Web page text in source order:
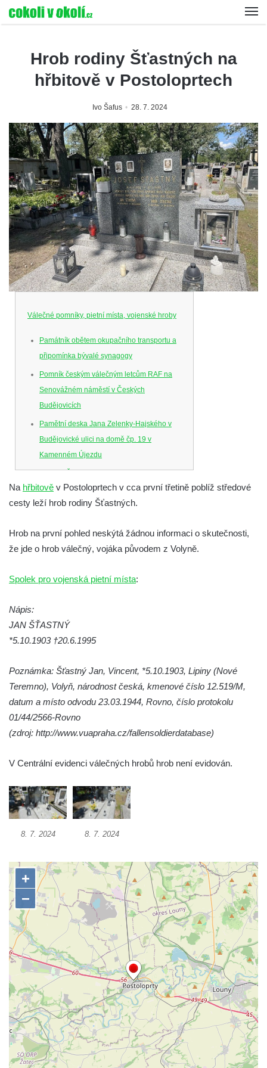
Hrob rodiny Šťastných na
hřbitově v Postoloprtech
Ivo Šafus 28. 7. 2024
Válečné pomníky, pietní místa, vojenské hroby
Památník obětem okupačního transportu a
připomínka bývalé synagogy
Pomník českým válečným letcům RAF na
Senovážném náměstí v Českých
Budějovicích
Pamětní deska Jana Zelenky-Hajského v
Budějovické ulici na domě čp. 19 v
Kamenném Újezdu
Kamenném Újezdě
Kenotaf Václava B. Hájka na starém
Kenotaf Jana Mojžiše na hřbitově ve
Velešíně
Hrob Jana Foitla na hřbitově ve Velešíně
Pomník obětem 2. světové války na hřbitově
u kostela svatého Václava ve Velešíně
Pamětní deska 240 MILES TO FREEDOM u
Kamarýta ve Velešíně
náměstí J. V. Kamarýta ve Velešíně
Pomník obětem 1. a 2. světové války v
Římově
hřbitově v Římově
Pomník obětem 1. světové války v Dolním
Předoníně
Pomník obětem 2. světové války v Plavu
Pamětní deska obětem 1. světové války v
Plavu
Kenotaf Pepiho Meisela na hřbitově v
Dolním Podluží
Kenotaf Leopolda Malata na hřbitově v
Dolním Podluží
Kenotaf Antona Klause na hřbitově v
Dolním Podluží
Na hřbitově v Postoloprtech v cca první třetině poblíž středové
cesty leží hrob rodiny Šťastných.
Hrob na první pohled neskýtá žádnou informaci o skutečnosti,
že jde o hrob válečný, vojáka původem z Volyně.
Spolek pro vojenská pietní místa:
Nápis:
JAN ŠŤASTNÝ
*5.10.1903 †20.6.1995
Poznámka: Šťastný Jan, Vincent, *5.10.1903, Lipiny (Nové
Teremno), Volyň, národnost česká, kmenové číslo 12.519/M,
datum a místo odvodu 23.03.1944, Rovno, číslo protokolu
01/44/2566-Rovno
(zdroj: http://www.vuapraha.cz/fallensoldierdatabase)
V Centrální evidenci válečných hrobů hrob není evidován.
8. 7. 2024 8. 7. 2024